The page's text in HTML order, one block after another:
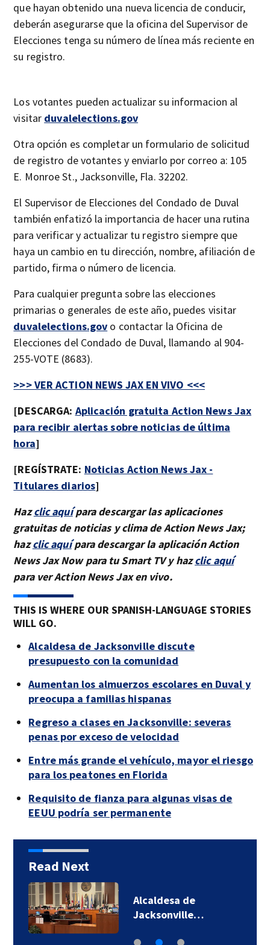
que hayan obtenido una nueva licencia de conducir,
deberán asegurarse que la oficina del Supervisor de
Elecciones tenga su número de línea más reciente en
su registro.
Los votantes pueden actualizar su informacion al
visitar duvalelections.gov
Otra opción es completar un formulario de solicitud
de registro de votantes y enviarlo por correo a: 105
E. Monroe St., Jacksonville, Fla. 32202.
El Supervisor de Elecciones del Condado de Duval
también enfatizó la importancia de hacer una rutina
para verificar y actualizar tu registro siempre que
haya un cambio en tu dirección, nombre, afiliación de
partido, firma o número de licencia.
Para cualquier pregunta sobre las elecciones
primarias o generales de este año, puedes visitar
duvalelections.gov o contactar la Oficina de
Elecciones del Condado de Duval, llamando al 904-
255-VOTE (8683).
>>> VER ACTION NEWS JAX EN VIVO <<<
[DESCARGA: Aplicación gratuita Action News Jax
para recibir alertas sobre noticias de última
hora]
[REGÍSTRATE: Noticias Action News Jax -
Titulares diarios]
Hazclic aquípara descargar las aplicaciones
gratuitas de noticias y clima de Action News Jax;
hazclic aquípara descargar la aplicación Action
News Jax Now para tu Smart TV y hazclic aquí
para ver Action News Jax en vivo.
THIS IS WHERE OUR SPANISH-LANGUAGE STORIES
WILL GO.
Alcaldesa de Jacksonville discute
presupuesto con la comunidad
Aumentan los almuerzos escolares en Duval y
preocupa a familias hispanas
Regreso a clases en Jacksonville: severas
penas por exceso de velocidad
Entre más grande el vehículo, mayor el riesgo
para los peatones en Florida
Requisito de fianza para algunas visas de
EEUU podría ser permanente
Read Next
Alcaldesa de
Jacksonville…